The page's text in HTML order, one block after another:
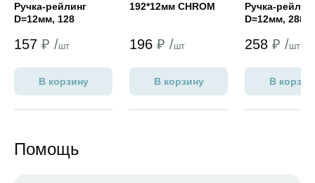
Ручка-рейлинг
D=12мм, 128
157 ₽ /шт
В корзину
192*12мм CHROM
196 ₽ /шт
В корзину
Ручка-
D=12мм, 288
258 ₽ /шт
В
Помощь